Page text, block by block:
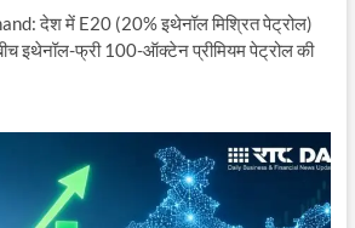
देश में E20 (20% इथेनॉल मिश्रित पेट्रोल)
इथेनॉल-फ्री 100-ऑक्टेन प्रीमियम पेट्रोल की